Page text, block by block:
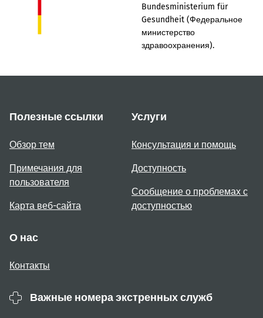
Bundesministerium für
Gesundheit (Федеральное
министерство
здравоохранения).
Полезные ссылки
Обзор тем
Примечания для
пользователя
Карта веб-сайта
Услуги
Консультация и помощь
Доступность
Сообщение о проблемах с
доступностью
О нас
Контакты
Важные номера экстренных служб